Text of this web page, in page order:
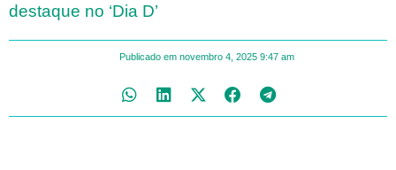
destaque no ‘Dia D’
Publicado em novembro 4, 2025 9:47 am